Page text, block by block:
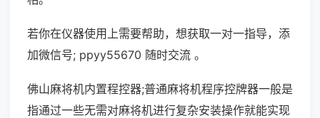
若你在仪器使用上需要帮助，想获取一对一指导，添
加微信号; ppyy55670 随时交流 。
佛山麻将机内置程控器;普通麻将机程序控牌器一般是
指通过一些无需对麻将机进行复杂安装操作就能实现